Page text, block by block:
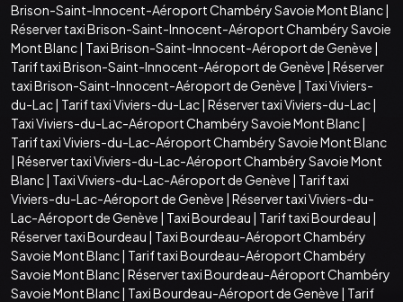
Brison-Saint-Innocent-Aéroport Chambéry Savoie Mont Blanc|
Réserver taxi Brison-Saint-Innocent-Aéroport Chambéry Savoie
Mont Blanc| Taxi Brison-Saint-Innocent-Aéroport de Genève |
Tarif taxi Brison-Saint-Innocent-Aéroport de Genève | Réserver
taxi Brison-Saint-Innocent-Aéroport de Genève | Taxi Viviers-
du-Lac| Tarif taxi Viviers-du-Lac| Réserver taxi Viviers-du-Lac|
Taxi Viviers-du-Lac-Aéroport Chambéry Savoie Mont Blanc|
Tarif taxi Viviers-du-Lac-Aéroport Chambéry Savoie Mont Blanc
| Réserver taxi Viviers-du-Lac-Aéroport Chambéry Savoie Mont
Blanc| Taxi Viviers-du-Lac-Aéroport de Genève | Tarif taxi
Viviers-du-Lac-Aéroport de Genève | Réserver taxi Viviers-du-
Lac-Aéroport de Genève | Taxi Bourdeau | Tarif taxi Bourdeau |
Réserver taxi Bourdeau | Taxi Bourdeau-Aéroport Chambéry
Savoie Mont Blanc| Tarif taxi Bourdeau-Aéroport Chambéry
Savoie Mont Blanc| Réserver taxi Bourdeau-Aéroport Chambéry
Savoie Mont Blanc| Taxi Bourdeau-Aéroport de Genève | Tarif